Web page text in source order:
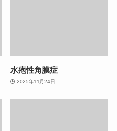
水疱性角膜症
2025年11月24日